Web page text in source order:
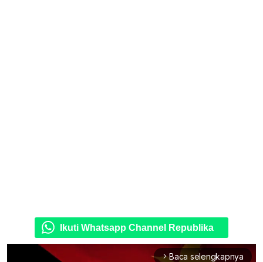
Ikuti Whatsapp Channel Republika
arrow_forward_ios Baca selengkapnya